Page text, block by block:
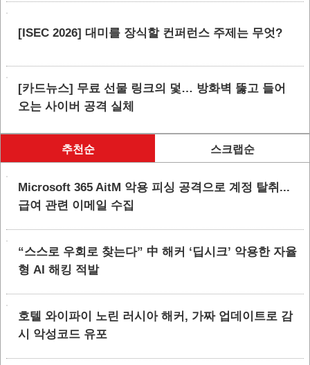
[ISEC 2026] 대미를 장식할 컨퍼런스 주제는 무엇?
[카드뉴스] 무료 선물 링크의 덫… 방화벽 뚫고 들어
오는 사이버 공격 실체
추천순 스크랩순
Microsoft 365 AitM 악용 피싱 공격으로 계정 탈취...
급여 관련 이메일 수집
“스스로 우회로 찾는다” 中 해커 ‘딥시크’ 악용한 자율
형 AI 해킹 적발
호텔 와이파이 노린 러시아 해커, 가짜 업데이트로 감
시 악성코드 유포